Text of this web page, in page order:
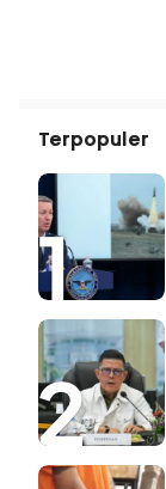
Terpopuler